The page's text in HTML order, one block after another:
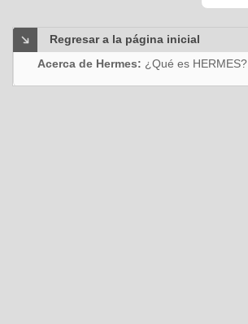
Regresar a la página inicial
Acerca de Hermes: ¿Qué es HERMES?